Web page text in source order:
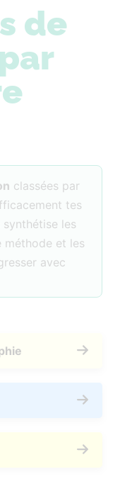
de
classées par
tes
les
méthode et les
avec